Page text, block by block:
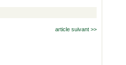
article suivant >>